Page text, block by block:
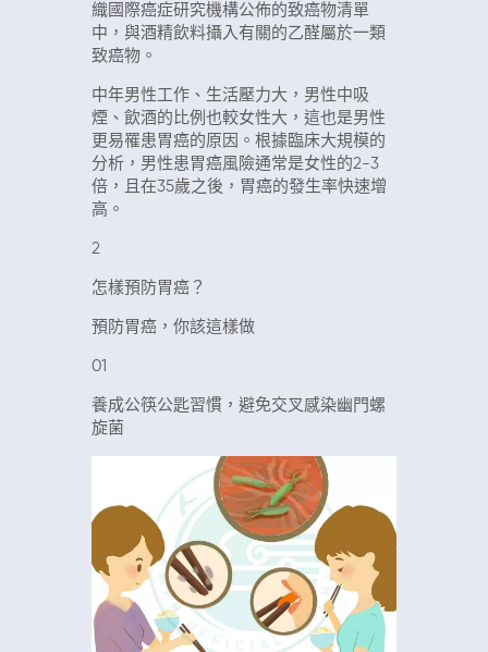
織國際癌症研究機構公佈的致癌物清單
中，與酒精飲料攝入有關的乙醛屬於一類
致癌物。
中年男性工作、生活壓力大，男性中吸
煙、飲酒的比例也較女性大，這也是男性
更易罹患胃癌的原因。根據臨床大規模的
分析，男性患胃癌風險通常是女性的2-3
倍，且在35歲之後，胃癌的發生率快速增
高。
2
怎樣預防胃癌？
預防胃癌，你該這樣做
01
養成公筷公匙習慣，避免交叉感染幽門螺
旋菌